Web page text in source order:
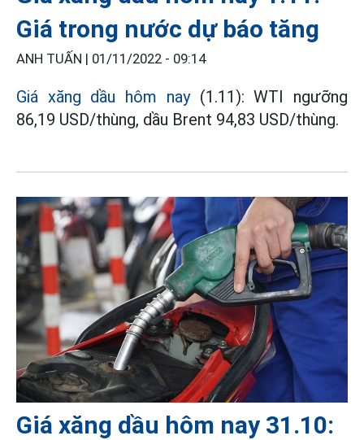
Giá trong nước dự báo tăng
ANH TUẤN | 01/11/2022 - 09:14
Giá xăng dầu hôm nay(1.11): WTI ngưỡng
86,19 USD/thùng, dầu Brent 94,83 USD/thùng.
Giá xăng dầu hôm nay 31.10: